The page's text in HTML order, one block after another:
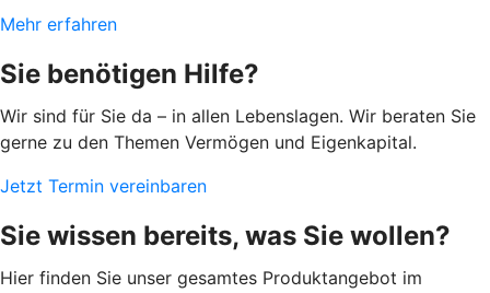
Mehr erfahren
Sie benötigen Hilfe?
Wir sind für Sie da – in allen Lebenslagen. Wir beraten Sie
gerne zu den Themen Vermögen und Eigenkapital.
Jetzt Termin vereinbaren
Sie wissen bereits, was Sie wollen?
Hier finden Sie unser gesamtes Produktangebot im